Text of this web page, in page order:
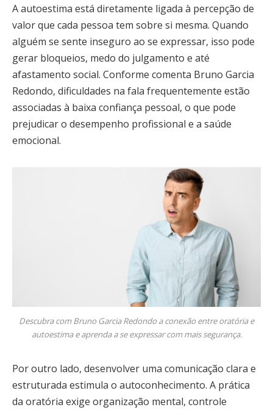
A autoestima está diretamente ligada à percepção de
valor que cada pessoa tem sobre si mesma. Quando
alguém se sente inseguro ao se expressar, isso pode
gerar bloqueios, medo do julgamento e até
afastamento social. Conforme comenta Bruno Garcia
Redondo, dificuldades na fala frequentemente estão
associadas à baixa confiança pessoal, o que pode
prejudicar o desempenho profissional e a saúde
emocional.
Descubra com Bruno Garcia Redondo a conexão entre oratória e
autoestima e aprenda a se expressar com mais segurança.
Por outro lado, desenvolver uma comunicação clara e
estruturada estimula o autoconhecimento. A prática
da oratória exige organização mental, controle